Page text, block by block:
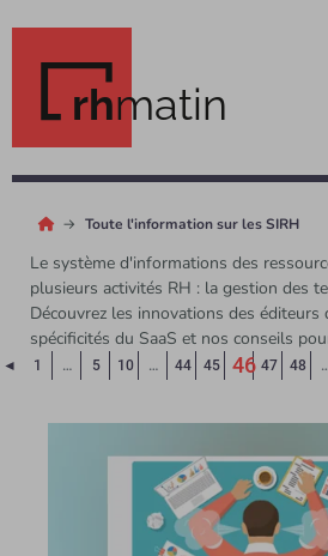
rhmatin
Toute l'information sur les SIRH
Le système d'informations des
plusieurs activités RH : la gestion des
Découvrez les innovations des éditeurs
spécificités du SaaS et nos conseils
◄ Page précédente
1 … 5 10 … 44 45
46 47 48